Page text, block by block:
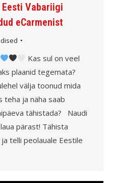
Vabariigi
eCarmenist
Kas sul on veel
plaanid tegemata?
välja toonud mida
teha ja näha saab
tähistada? Naudi
pärast! Tähista
telli peolauale Eestile